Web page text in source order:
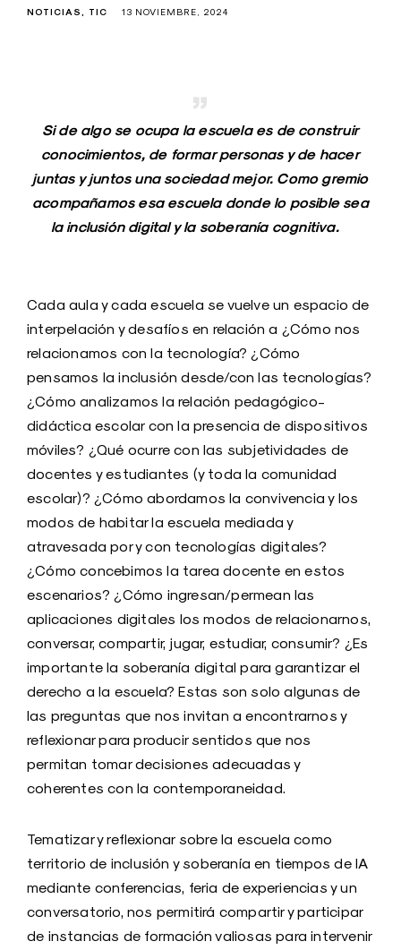
NOTICIAS TIC 13 NOVIEMBRE, 2024
Si de algo se ocupa la escuela es de construir
conocimientos, de formar personas y de hacer
juntas y juntos una sociedad mejor. Como gremio
acompañamos esa escuela donde lo posible sea
la inclusión digital y la soberanía cognitiva.
Cada aula y cada escuela se vuelve un espacio de
interpelación y desafíos en relación a ¿Cómo nos
relacionamos con la tecnología? ¿Cómo
pensamos la inclusión desde/con las tecnologías?
¿Cómo analizamos la relación pedagógico-
didáctica escolar con la presencia de dispositivos
móviles? ¿Qué ocurre con las subjetividades de
docentes y estudiantes (y toda la comunidad
escolar)? ¿Cómo abordamos la convivencia y los
modos de habitar la escuela mediada y
atravesada por y con tecnologías digitales?
¿Cómo concebimos la tarea docente en estos
escenarios? ¿Cómo ingresan/permean las
aplicaciones digitales los modos de relacionarnos,
conversar, compartir, jugar, estudiar, consumir? ¿Es
importante la soberanía digital para garantizar el
derecho a la escuela? Estas son solo algunas de
las preguntas que nos invitan a encontrarnos y
reflexionar para producir sentidos que nos
permitan tomar decisiones adecuadas y
coherentes con la contemporaneidad.
Tematizar y reflexionar sobre la escuela como
territorio de inclusión y soberanía en tiempos de IA
mediante conferencias, feria de experiencias y un
conversatorio, nos permitirá compartir y participar
de instancias de formación valiosas para intervenir